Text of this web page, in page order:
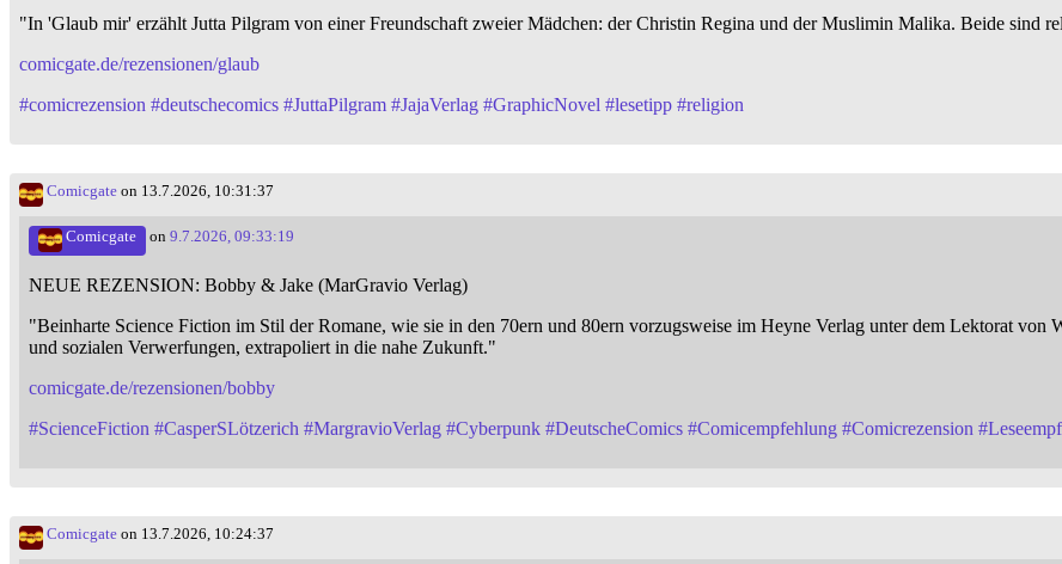
"In 'Glaub mir' erzählt Jutta Pilgram von einer Freundschaft zweier Mädchen: der Christin Regina und der Muslimin Malika. Beide sind
comicgate.de/rezensionen/glaub
#comicrezension #deutschecomics #JuttaPilgram #JajaVerlag #GraphicNovel #lesetipp #religion
Comicgate on 13.7.2026, 10:31:37
Comicgate on 9.7.2026, 09:33:19
NEUE REZENSION: Bobby & Jake (MarGravio Verlag)
"Beinharte Science Fiction im Stil der Romane, wie sie in den 70ern und 80ern vorzugsweise im Heyne Verlag unter dem Lektorat von
und sozialen Verwerfungen, extrapoliert in die nahe Zukunft."
comicgate.de/rezensionen/bobby
#ScienceFiction #CasperSLötzerich #MargravioVerlag #Cyberpunk #DeutscheComics #Comicempfehlung #Comicrezension #
Comicgate on 13.7.2026, 10:24:37